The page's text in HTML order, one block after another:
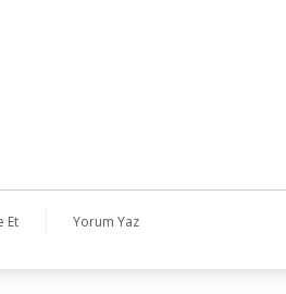
Et Yorum Yaz